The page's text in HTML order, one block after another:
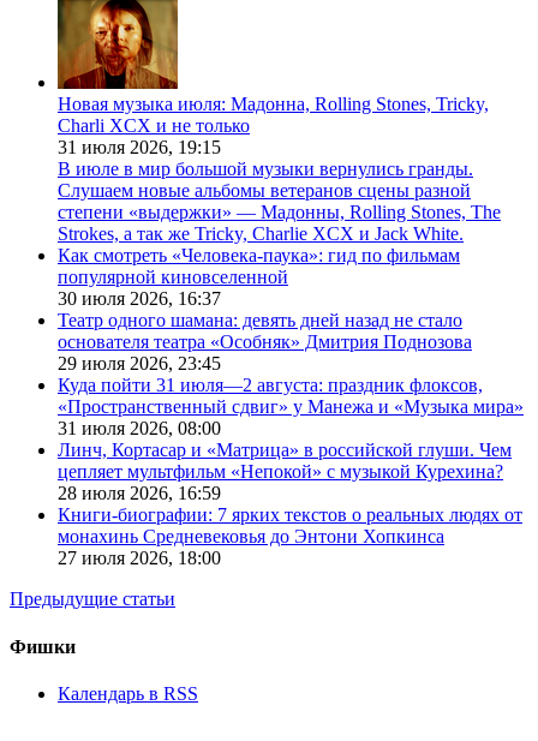
Новая музыка июля: Мадонна, Rolling Stones, Tricky,
Charli XCX и не только
31 июля 2026, 19:15
В июле в мир большой музыки вернулись гранды.
Слушаем новые альбомы ветеранов сцены разной
степени «выдержки» — Мадонны, Rolling Stones, The
Strokes, а так же Tricky, Charlie XCX и Jack White.
Как смотреть «Человека-паука»: гид по фильмам
популярной киновселенной
30 июля 2026, 16:37
Театр одного шамана: девять дней назад не стало
основателя театра «Особняк» Дмитрия Поднозова
29 июля 2026, 23:45
Куда пойти 31 июля—2 августа: праздник флоксов,
«Пространственный сдвиг» у Манежа и «Музыка мира»
31 июля 2026, 08:00
Линч, Кортасар и «Матрица» в российской глуши. Чем
цепляет мультфильм «Непокой» с музыкой Курехина?
28 июля 2026, 16:59
Книги-биографии: 7 ярких текстов о реальных людях от
монахинь Средневековья до Энтони Хопкинса
27 июля 2026, 18:00
Предыдущие статьи
Фишки
Календарь в RSS